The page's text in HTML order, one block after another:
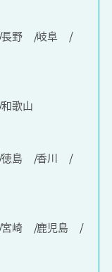
長野
岐阜
和歌山
徳島
香川
宮崎
鹿児島